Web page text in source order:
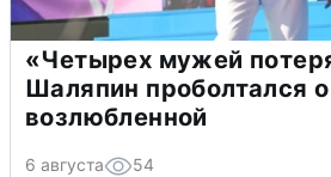
«Четырех мужей
Шаляпин проболтался
возлюбленной
6 августа 54